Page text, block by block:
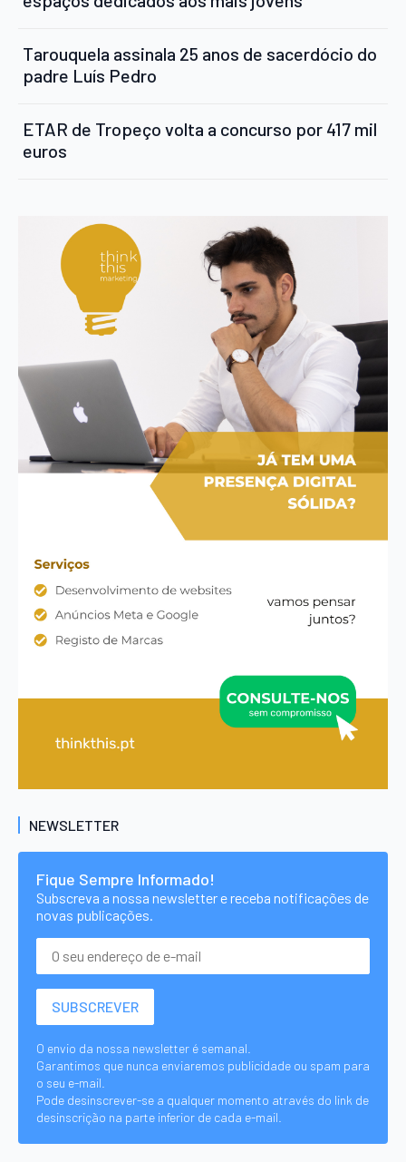
Tarouquela assinala 25 anos de sacerdócio do
padre Luís Pedro
ETAR de Tropeço volta a concurso por 417 mil
euros
NEWSLETTER
Fique Sempre Informado!
Subscreva a nossa newsletter e receba notificações de
novas publicações.
O envio da nossa newsletter é semanal.
Garantimos que nunca enviaremos publicidade ou spam para
o seu e-mail.
Pode desinscrever-se a qualquer momento através do link de
desinscrição na parte inferior de cada e-mail.